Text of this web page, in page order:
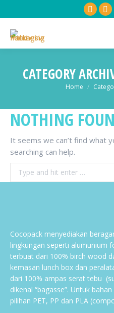
in
X
in
CATEGORY
You are here:
Home
NOTHING
It seems we can’t find what
searching can help.
Search:
Cocopack menyediakan
lingkungan seperti alumunium
terbuat dari 100% birch wood
kemasan lunch box dan
dari 100% ampas serat tebu
dikenal “bagasse”. Untuk
pilihan PET, PP dan PLA